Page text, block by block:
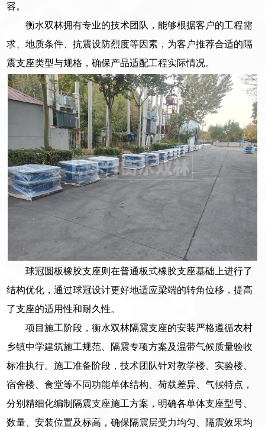
容。
衡水双林拥有专业的技术团队，能够根据客户的工程需
求、地质条件、抗震设防烈度等因素，为客户推荐合适的隔
震支座类型与规格，确保产品适配工程实际情况。
球冠圆板橡胶支座则在普通板式橡胶支座基础上进行了
结构优化，通过球冠设计更好地适应梁端的转角位移，提高
了支座的适用性和耐久性。
项目施工阶段，衡水双林隔震支座的安装严格遵循农村
乡镇中学建筑施工规范、隔震专项方案及温带气候质量验收
标准执行。施工准备阶段，技术团队针对教学楼、实验楼、
宿舍楼、食堂等不同功能单体结构、荷载差异、气候特点，
分别精细化编制隔震支座施工方案，明确各单体支座型号、
数量、安装位置及标高，确保隔震层受力均匀、隔震效果均